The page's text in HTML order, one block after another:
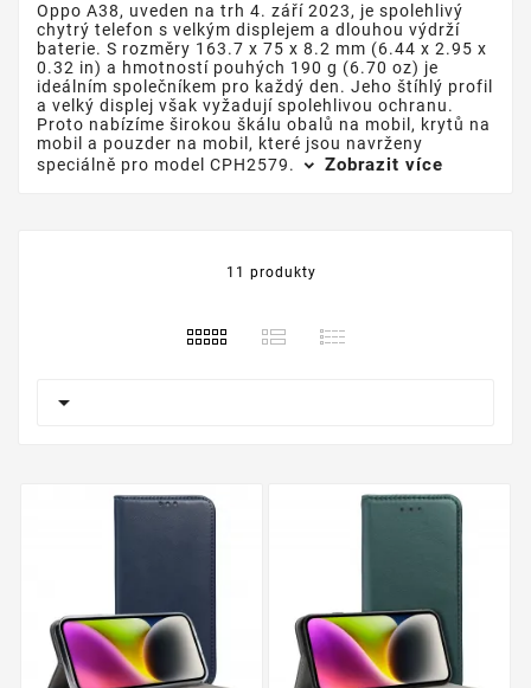
Oppo A38, uveden na trh 4. září 2023, je spolehlivý
chytrý telefon s velkým displejem a dlouhou výdrží
baterie. S rozměry 163.7 x 75 x 8.2 mm (6.44 x 2.95 x
0.32 in) a hmotností pouhých 190 g (6.70 oz) je
ideálním společníkem pro každý den. Jeho štíhlý profil
a velký displej však vyžadují spolehlivou ochranu.
Proto nabízíme širokou škálu obalů na mobil, krytů na
mobil a pouzder na mobil, které jsou navrženy
speciálně pro model CPH2579.
Zobrazit více
11 produkty
